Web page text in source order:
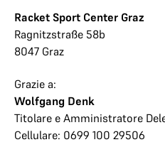
Racket Sport Center Graz
Ragnitzstraße 58b
8047 Graz
Grazie a:
Wolfgang Denk
Titolare e Amministratore
Cellulare: 0699 100 29506